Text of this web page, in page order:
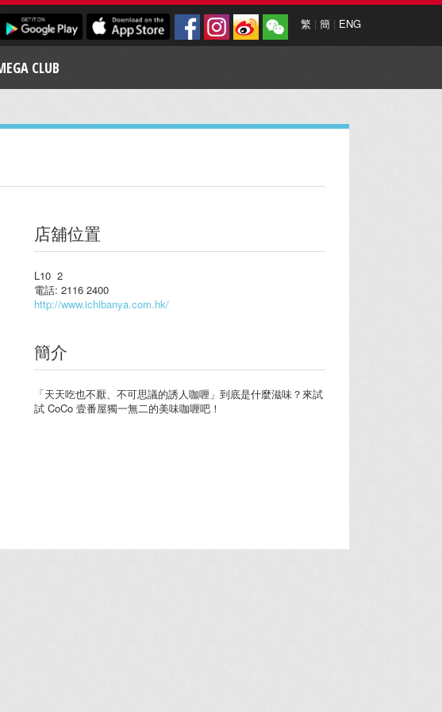
繁 | 簡 | ENG
CLUB
店舖位置
L10 2
電話: 2116 2400​
http://www.ichibanya.com.hk/
簡介
「天天吃也不厭、不可思議的誘人咖喱」到底是什麼滋味？來試
試 CoCo 壹番屋獨一無二的美味咖喱吧！